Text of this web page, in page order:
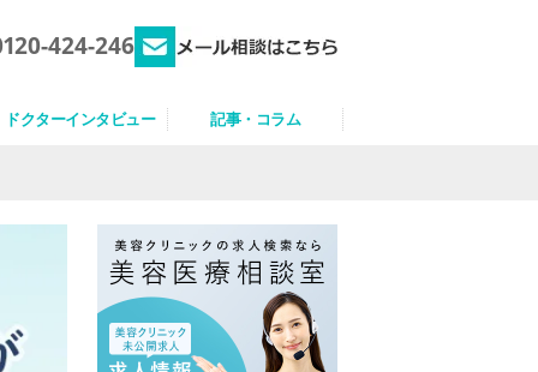
424-246
ドクターインタビュー 記事・コラム